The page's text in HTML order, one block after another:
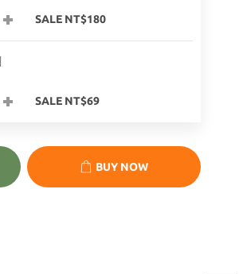
SALE NT$180
SALE NT$69
BUY NOW